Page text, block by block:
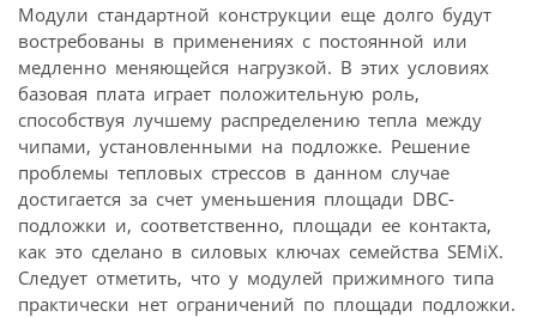
Модули стандартной конструкции еще долго будут
востребованы в применениях с постоянной или
медленно меняющейся нагрузкой. В этих условиях
базовая плата играет положительную роль,
способствуя лучшему распределению тепла между
чипами, установленными на подложке. Решение
проблемы тепловых стрессов в данном случае
достигается за счет уменьшения площади DBC-
подложки и, соответственно, площади ее контакта,
как это сделано в силовых ключах семейства SEMiX.
Следует отметить, что у модулей прижимного типа
практически нет ограничений по площади подложки.